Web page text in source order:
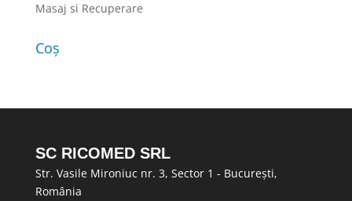
Masaj si Recuperare
Coș
SC RICOMED SRL
Str. Vasile Mironiuc nr. 3, Sector 1 - București,
România